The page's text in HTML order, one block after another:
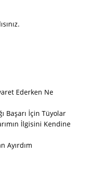
.
Ederken Ne
Başarı İçin Tüyolar
İlgisini Kendine
Ayırdım